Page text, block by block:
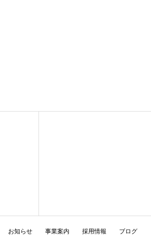
お知らせ 事業案内 採用情報 ブログ